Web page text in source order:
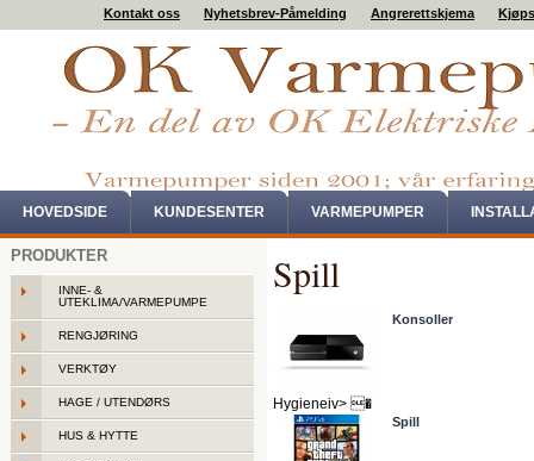
Kontakt oss Nyhetsbrev-Påmelding Angrerettskjema
HOVEDSIDE KUNDESENTER VARMEPUMPER
PRODUKTER
INNE- &
UTEKLIMA/VARMEPUMPE
RENGJØRING
VERKTØY
HAGE / UTENDØRS
HUS & HYTTE
Spill
Konsoller
Hygieneiv> �
Spill